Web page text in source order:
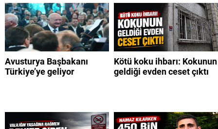
Avusturya Başbakanı
Türkiye’ye geliyor
Kötü koku ihbarı: Kokunun
geldiği evden ceset çıktı